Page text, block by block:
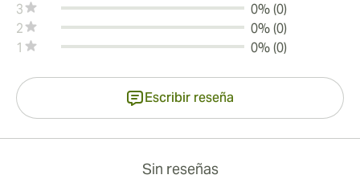
3
0% (0)
2
0% (0)
1
0% (0)
Escribir reseña
Sin reseñas